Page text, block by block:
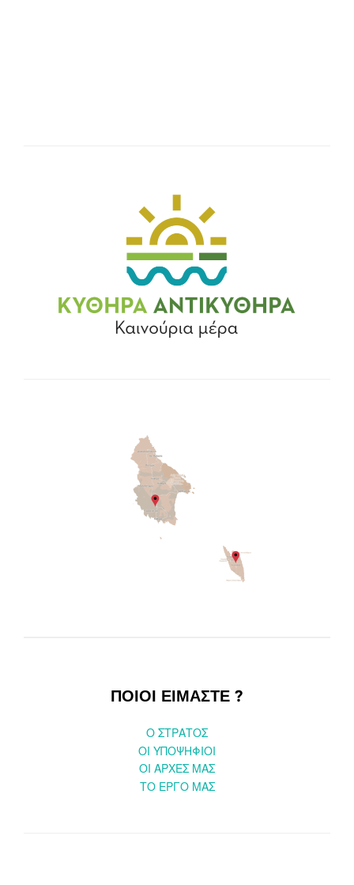
ΠΟΙΟΙ ΕΙΜΑΣΤΕ ?
O ΣΤΡΑΤΟΣ
ΟΙ ΥΠΟΨΗΦΙΟΙ
OI ΑΡΧΕΣ ΜΑΣ
ΤΟ ΕΡΓΟ ΜΑΣ